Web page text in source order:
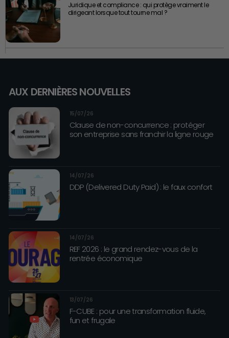
Juridique et compliance : qui protège vraiment le
dirigeant lorsque tout tourne mal ?
AUX DERNIÈRES NOUVELLES
15/07/26
Clause de non-concurrence : protéger
son entreprise sans franchir la ligne rouge
14/07/26
DDP (Delivered Duty Paid) : le faux confort
14/07/26
REF 2026 : le grand rendez-vous de la
rentrée économique
13/07/26
F-CUBE : pour une transformation fluide,
fun et frugale